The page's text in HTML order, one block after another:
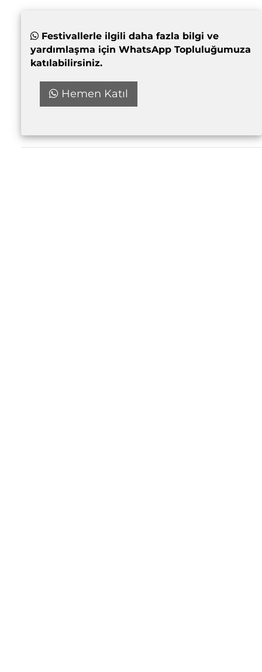
Festivallerle ilgili daha fazla bilgi ve
yardımlaşma için WhatsApp Topluluğumuza
katılabilirsiniz.
Hemen Katıl